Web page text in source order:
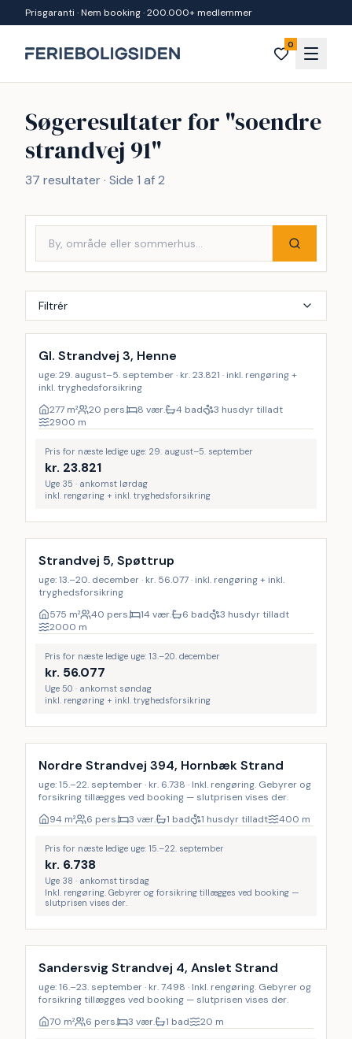
Spring til indhold
Prisgaranti · Nem booking · 200.000+ medlemmer
0
Søgeresultater for "soendre
strandvej 91"
37 resultater · Side 1 af2
Filtrér
Gl. Strandvej 3, Henne
uge: 29. august–5. september · kr. 23.821 · inkl. rengøring +
inkl. tryghedsforsikring
277 m² 20 pers. 8 vær. 4 bad
3 husdyr tilladt
2900 m
Pris for næste ledige uge: 29. august–5. september
kr. 23.821
Uge 35 · ankomst lørdag
inkl. rengøring + inkl. tryghedsforsikring
Inkl. rengøring
Strandvej 5, Spøttrup
uge: 13.–20. december · kr. 56.077 · inkl. rengøring + inkl.
tryghedsforsikring
575 m² 40 pers. 14 vær. 6 bad
3 husdyr tilladt
2000 m
Pris for næste ledige uge: 13.–20. december
kr. 56.077
Uge 50 · ankomst søndag
inkl. rengøring + inkl. tryghedsforsikring
Inkl. rengøring
Nordre Strandvej 394, Hornbæk Strand
uge: 15.–22. september · kr. 6.738 · Inkl. rengøring. Gebyrer og
forsikring tillægges ved booking — slutprisen vises der.
94 m² 6 pers. 3 vær. 1 bad 1 husdyr tilladt 400 m
Pris for næste ledige uge: 15.–22. september
kr. 6.738
Uge 38 · ankomst tirsdag
Inkl. rengøring. Gebyrer og forsikring tillægges ved booking —
slutprisen vises der.
Inkl. rengøring
Sandersvig Strandvej 4, Anslet Strand
uge: 16.–23. september · kr. 7.498 · Inkl. rengøring. Gebyrer og
forsikring tillægges ved booking — slutprisen vises der.
70 m² 6 pers. 3 vær. 1 bad 20 m